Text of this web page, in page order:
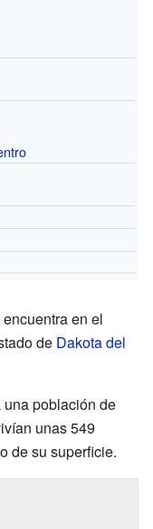
en el
de Dakota del
una población de
unas 549
de su superficie.